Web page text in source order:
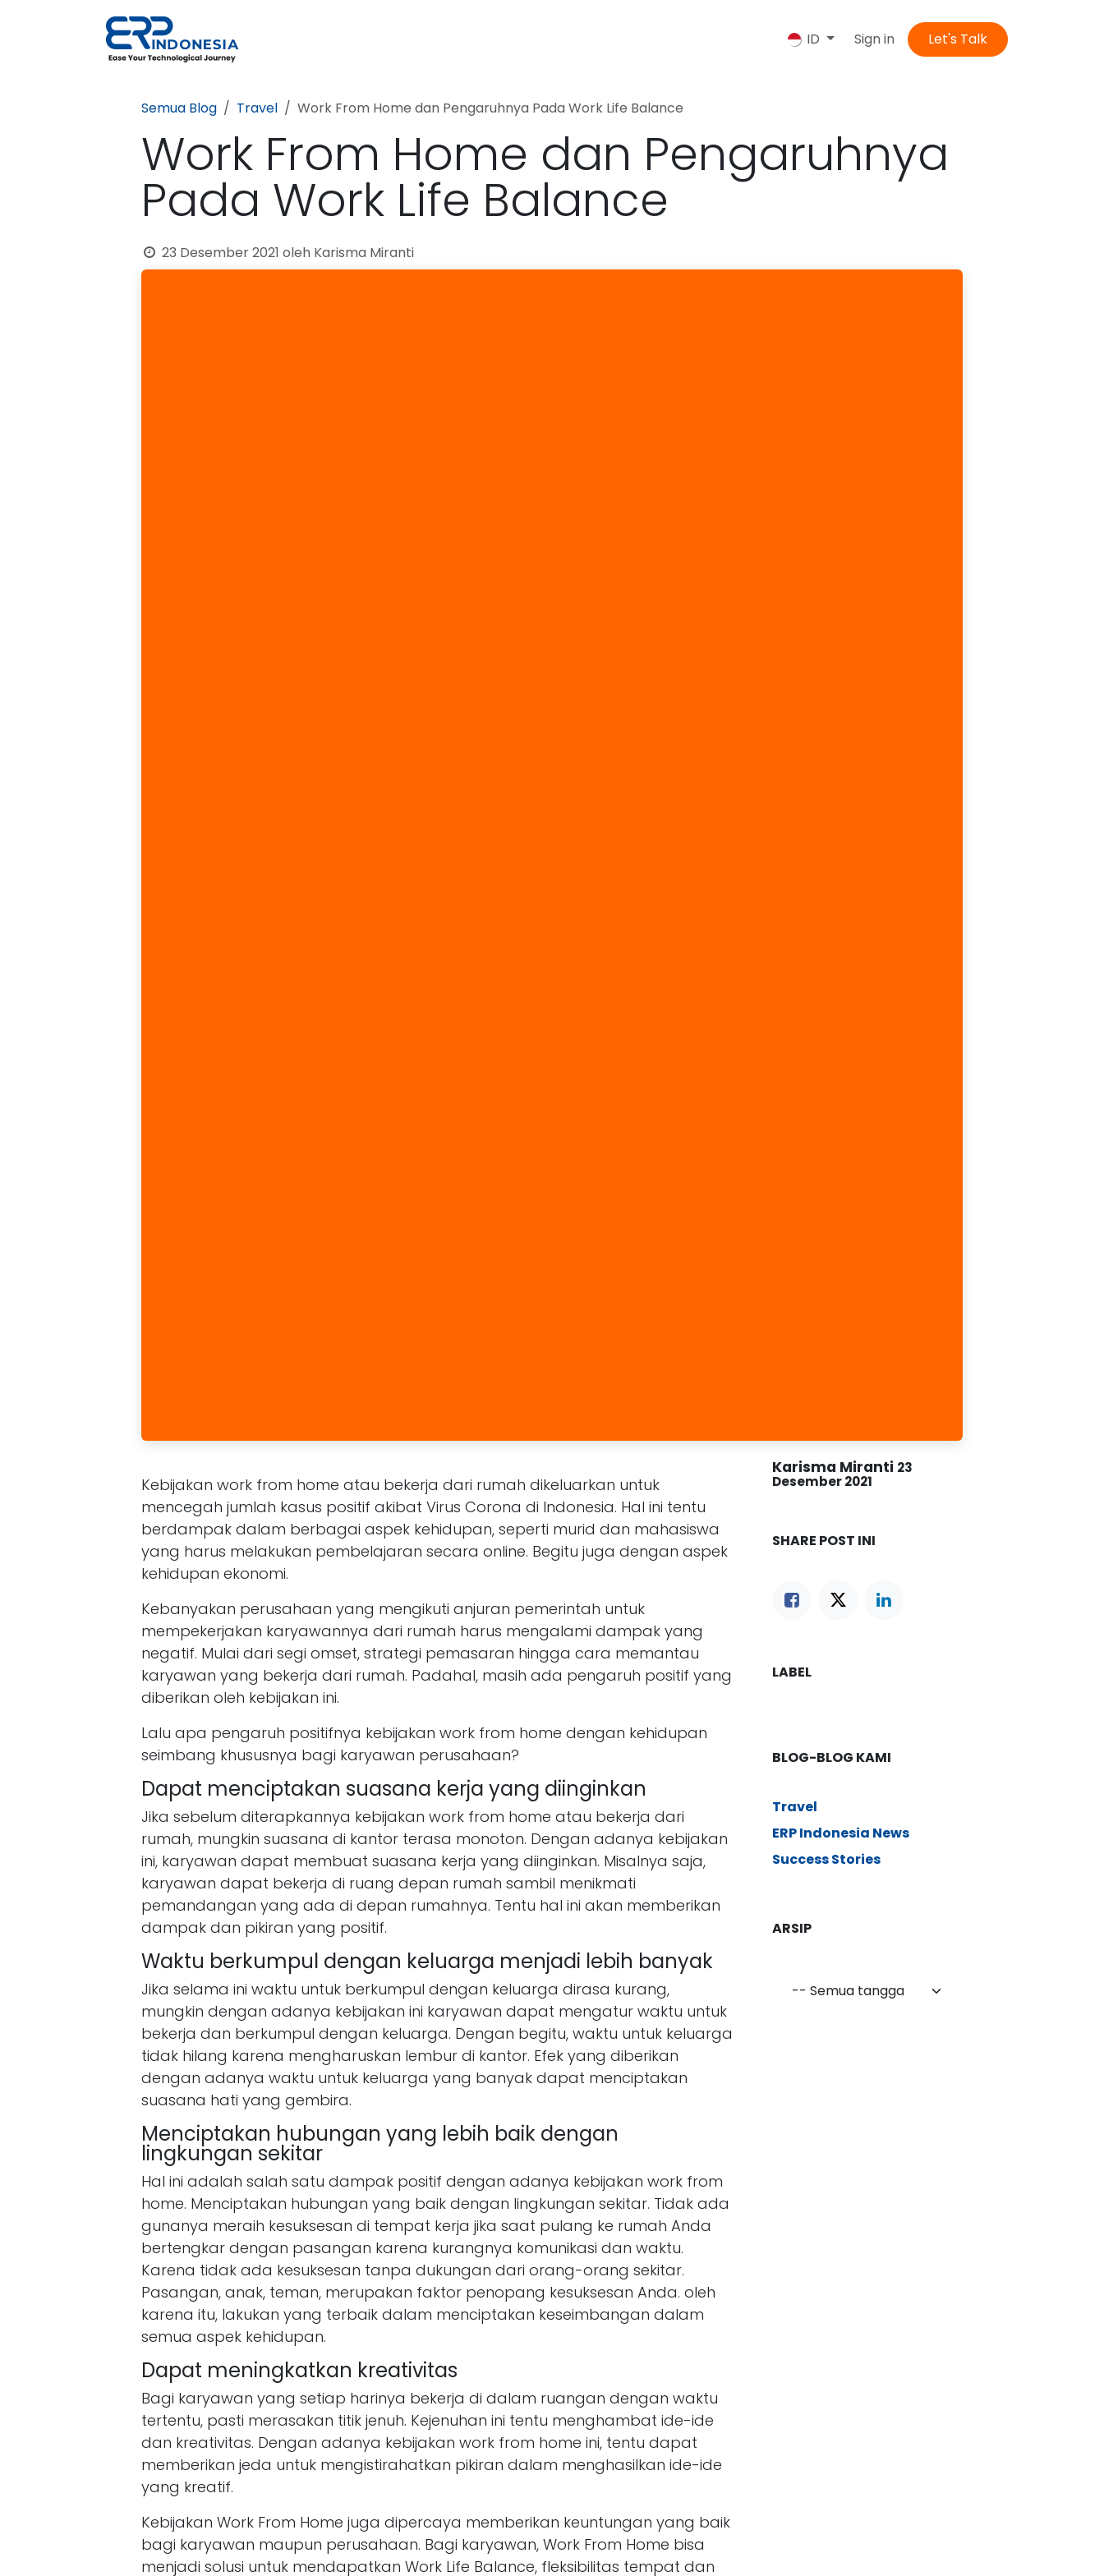
ID Sign in Let's Talk
Semua Blog Travel Work From Home dan Pengaruhnya Pada Work Life Balance
Work From Home dan Pengaruhnya
Pada Work Life Balance
23 Desember 2021 oleh Karisma Miranti
Kebijakan work from home atau bekerja dari rumah dikeluarkan untuk
mencegah jumlah kasus positif akibat Virus Corona di Indonesia. Hal ini tentu
berdampak dalam berbagai aspek kehidupan, seperti murid dan mahasiswa
yang harus melakukan pembelajaran secara online. Begitu juga dengan aspek
kehidupan ekonomi.
Kebanyakan perusahaan yang mengikuti anjuran pemerintah untuk
mempekerjakan karyawannya dari rumah harus mengalami dampak yang
negatif. Mulai dari segi omset, strategi pemasaran hingga cara memantau
karyawan yang bekerja dari rumah. Padahal, masih ada pengaruh positif yang
diberikan oleh kebijakan ini.
Lalu apa pengaruh positifnya kebijakan work from home dengan kehidupan
seimbang khususnya bagi karyawan perusahaan?
Dapat menciptakan suasana kerja yang diinginkan
Jika sebelum diterapkannya kebijakan work from home atau bekerja dari
rumah, mungkin suasana di kantor terasa monoton. Dengan adanya kebijakan
ini, karyawan dapat membuat suasana kerja yang diinginkan. Misalnya saja,
karyawan dapat bekerja di ruang depan rumah sambil menikmati
pemandangan yang ada di depan rumahnya. Tentu hal ini akan memberikan
dampak dan pikiran yang positif.
Waktu berkumpul dengan keluarga menjadi lebih banyak
Jika selama ini waktu untuk berkumpul dengan keluarga dirasa kurang,
mungkin dengan adanya kebijakan ini karyawan dapat mengatur waktu untuk
bekerja dan berkumpul dengan keluarga. Dengan begitu, waktu untuk keluarga
tidak hilang karena mengharuskan lembur di kantor. Efek yang diberikan
dengan adanya waktu untuk keluarga yang banyak dapat menciptakan
suasana hati yang gembira.
Menciptakan hubungan yang lebih baik dengan
lingkungan sekitar
Hal ini adalah salah satu dampak positif dengan adanya kebijakan work from
home. Menciptakan hubungan yang baik dengan lingkungan sekitar. Tidak ada
gunanya meraih kesuksesan di tempat kerja jika saat pulang ke rumah Anda
bertengkar dengan pasangan karena kurangnya komunikasi dan waktu.
Karena tidak ada kesuksesan tanpa dukungan dari orang-orang sekitar.
Pasangan, anak, teman, merupakan faktor penopang kesuksesan Anda. oleh
karena itu, lakukan yang terbaik dalam menciptakan keseimbangan dalam
semua aspek kehidupan.
Dapat meningkatkan kreativitas
Bagi karyawan yang setiap harinya bekerja di dalam ruangan dengan waktu
tertentu, pasti merasakan titik jenuh. Kejenuhan ini tentu menghambat ide-ide
dan kreativitas. Dengan adanya kebijakan work from home ini, tentu dapat
memberikan jeda untuk mengistirahatkan pikiran dalam menghasilkan ide-ide
yang kreatif.
Kebijakan Work From Home juga dipercaya memberikan keuntungan yang baik
bagi karyawan maupun perusahaan. Bagi karyawan, Work From Home bisa
menjadi solusi untuk mendapatkan Work Life Balance, fleksibilitas tempat dan
Karisma Miranti 23
Desember 2021
SHARE POST INI
LABEL
BLOG-BLOG KAMI
Travel
ERP Indonesia News
Success Stories
ARSIP